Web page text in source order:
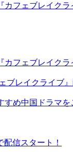
フェブレイク
フェブレイク
ブレイクライブ
め中国ドラマを
配信スタート！